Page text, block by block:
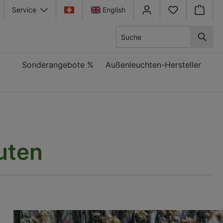
Service
English
Sonderangebote % Außenleuchten-Hersteller